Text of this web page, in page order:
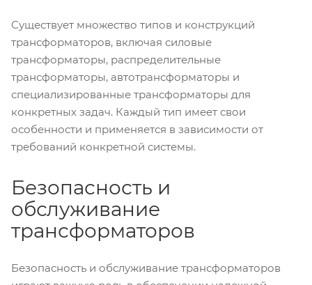
Существует множество типов и конструкций
трансформаторов, включая силовые
трансформаторы, распределительные
трансформаторы, автотрансформаторы и
специализированные трансформаторы для
конкретных задач. Каждый тип имеет свои
особенности и применяется в зависимости от
требований конкретной системы.
Безопасность и
обслуживание
трансформаторов
Безопасность и обслуживание трансформаторов